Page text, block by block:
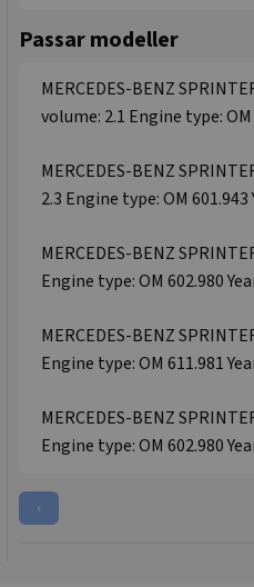
Passar modeller
MERCEDES-BENZ
volume: 2.1 Engine type: OM
MERCEDES-BENZ
2.3 Engine type: OM 601.943
MERCEDES-BENZ
Engine type: OM 602.980
MERCEDES-BENZ
Engine type: OM 611.981
MERCEDES-BENZ
Engine type: OM 602.980
‹